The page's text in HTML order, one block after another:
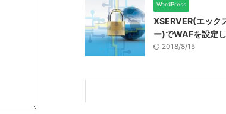
WordPress
XSERVER(エック
ー)でWAFを設定
2018/8/15